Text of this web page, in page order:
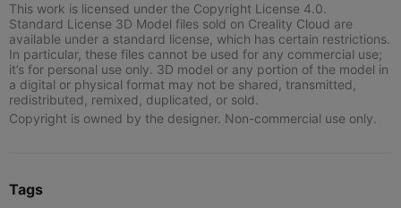
This work is licensed under the Copyright License 4.0.
Standard License 3D Model files sold on Creality Cloud are
available under a standard license, which has certain restrictions.
In particular, these files cannot be used for any commercial use;
it’s for personal use only. 3D model or any portion of the model in
a digital or physical format may not be shared, transmitted,
redistributed, remixed, duplicated, or sold.
Copyright is owned by the designer. Non-commercial use only.
Tags